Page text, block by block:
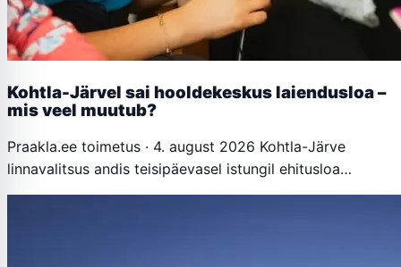
Kohtla-Järvel sai hooldekeskus laiendusloa –
mis veel muutub?
Praakla.ee toimetus · 4. august 2026 Kohtla-Järve
linnavalitsus andis teisipäevasel istungil ehitusloa…